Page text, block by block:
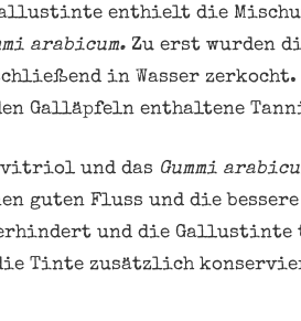
enthielt die
arabicum. Zu erst wurden
in Wasser
Galläpfeln enthaltene
und das Gummi
guten Fluss und die
und die
Tinte zusätzlich